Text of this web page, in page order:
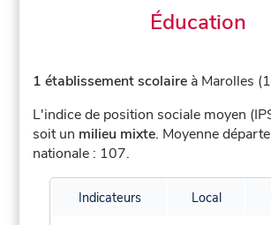
Éducation
1 établissement scolaire à Marolles
L'indice de position sociale moyen
soit un milieu mixte. Moyenne
nationale : 107.
Indicateurs Local